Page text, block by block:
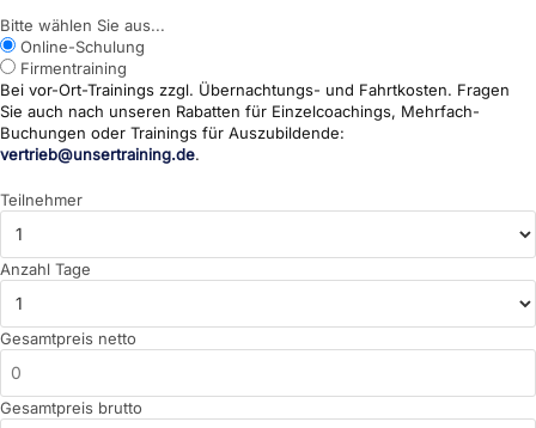
Bitte wählen Sie aus...
Online-Schulung
Firmentraining
Bei vor-Ort-Trainings zzgl. Übernachtungs- und Fahrtkosten. Fragen
Sie auch nach unseren Rabatten für Einzelcoachings, Mehrfach-
Buchungen oder Trainings für Auszubildende:
vertrieb@unsertraining.de.
Teilnehmer
Anzahl Tage
Gesamtpreis netto
Gesamtpreis brutto